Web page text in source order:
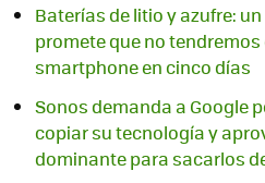
Baterías de litio y azufre:
promete que no
smartphone en cinco días
Sonos demanda a Google
copiar su tecnología y
dominante para sacarlos